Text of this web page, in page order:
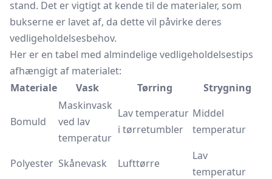
stand. Det er vigtigt at kende til de materialer, som
bukserne er lavet af, da dette vil påvirke deres
vedligeholdelsesbehov.
Her er en tabel med almindelige vedligeholdelsestips
afhængigt af materialet:
Materiale
Vask Tørring Strygning
Bomuld
Maskinvask
ved lav
temperatur
Lav temperatur
i tørretumbler
Middel
temperatur
Polyester Skånevask Lufttørre
Lav
temperatur